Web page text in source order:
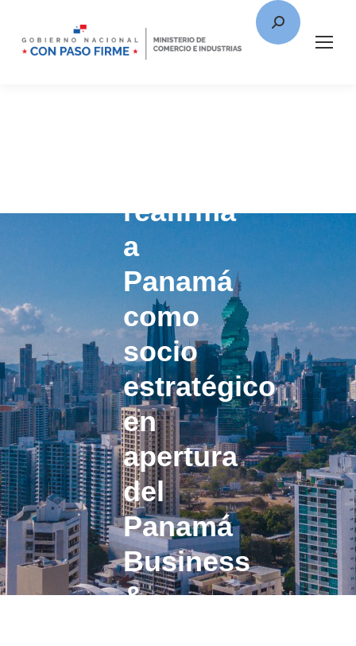
reafirma
a
Panamá
como
socio
estratégico
en
apertura
del
Panamá
Business
&